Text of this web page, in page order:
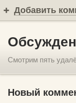
Добавить
Смотрим пять
Новый